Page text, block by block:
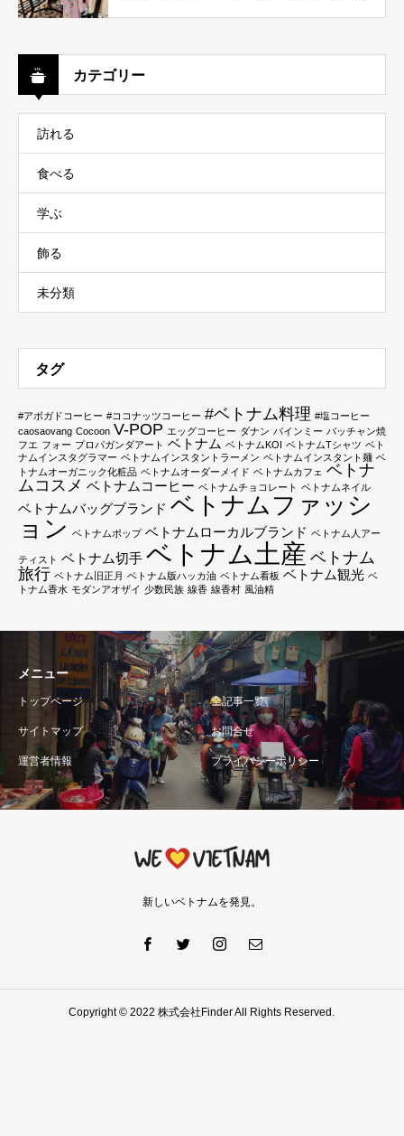
カテゴリー
訪れる
食べる
学ぶ
飾る
未分類
タグ
#アボガドコーヒー #ココナッツコーヒー #ベトナム料理 #塩コーヒー
caosaovang Cocoon V-POP エッグコーヒー ダナン バインミー バッチャン焼
フエ フォー プロパガンダアート ベトナム ベトナムKOI ベトナムTシャツ ベト
ナムインスタグラマー ベトナムインスタントラーメン ベトナムインスタント麺 ベ
トナムオーガニック化粧品 ベトナムオーダーメイド ベトナムカフェ ベトナ
ムコスメ ベトナムコーヒー ベトナムチョコレート ベトナムネイル
ベトナムバッグブランド ベトナムファッシ
ョン ベトナムポップ ベトナムローカルブランド ベトナム人アー
ティスト ベトナム切手 ベトナム土産 ベトナム
旅行 ベトナム旧正月 ベトナム版ハッカ油 ベトナム看板 ベトナム観光 ベ
トナム香水 モダンアオザイ 少数民族 線香 線香村 風油精
メニュー
トップページ 全記事一覧
サイトマップ お問合せ
運営者情報 プライバシーポリシー
新しいベトナムを発見。
Copyright © 2022 株式会社Finder All Rights Reserved.